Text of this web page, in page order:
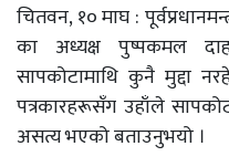
चितवन, १० माघ :
का अध्यक्ष पुष्पकमल
सापकोटामाथि कुनै मुद्दा
पत्रकारहरूसँग उहाँले
असत्य भएको बताउनुभयो ।